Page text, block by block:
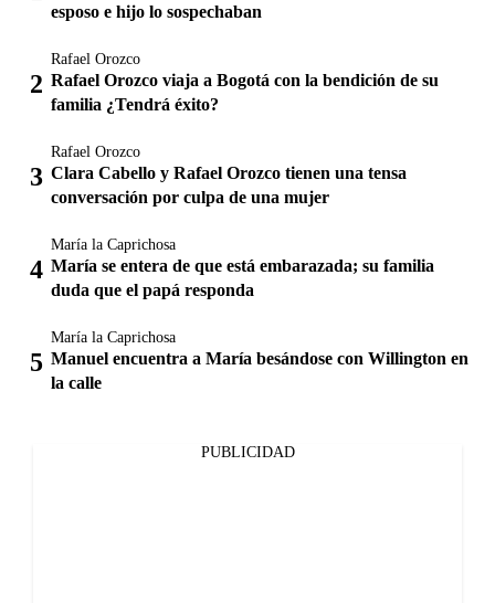
esposo e hijo lo sospechaban
Rafael Orozco
Rafael Orozco viaja a Bogotá con la bendición de su
familia ¿Tendrá éxito?
Rafael Orozco
Clara Cabello y Rafael Orozco tienen una tensa
conversación por culpa de una mujer
María la Caprichosa
María se entera de que está embarazada; su familia
duda que el papá responda
María la Caprichosa
Manuel encuentra a María besándose con Willington en
la calle
PUBLICIDAD